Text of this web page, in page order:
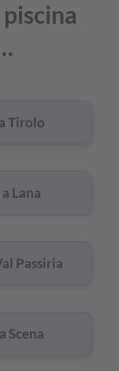
Tirolo
Lana
Passiria
Scena